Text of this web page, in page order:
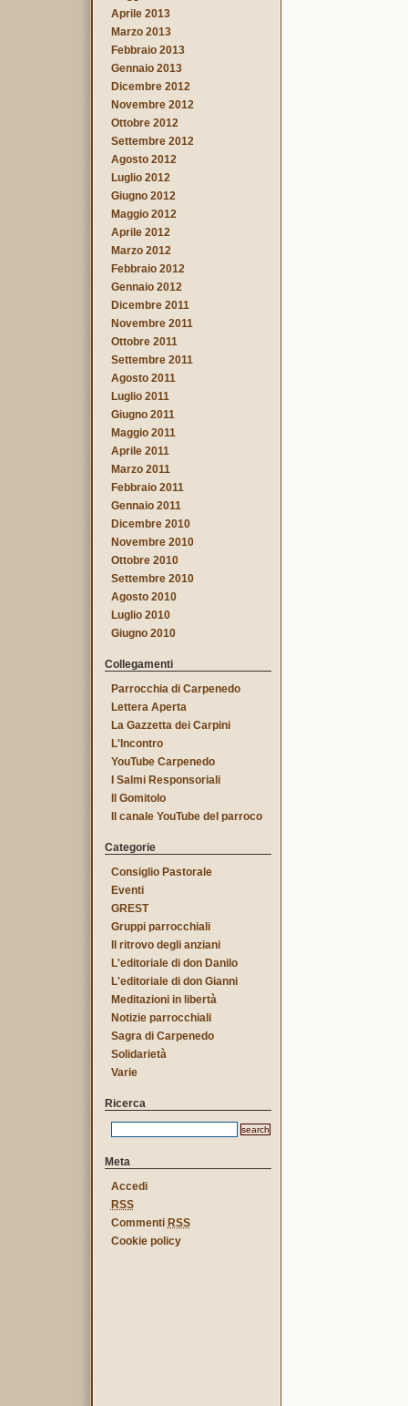
Aprile 2013
Marzo 2013
Febbraio 2013
Gennaio 2013
Dicembre 2012
Novembre 2012
Ottobre 2012
Settembre 2012
Agosto 2012
Luglio 2012
Giugno 2012
Maggio 2012
Aprile 2012
Marzo 2012
Febbraio 2012
Gennaio 2012
Dicembre 2011
Novembre 2011
Ottobre 2011
Settembre 2011
Agosto 2011
Luglio 2011
Giugno 2011
Maggio 2011
Aprile 2011
Marzo 2011
Febbraio 2011
Gennaio 2011
Dicembre 2010
Novembre 2010
Ottobre 2010
Settembre 2010
Agosto 2010
Luglio 2010
Giugno 2010
Collegamenti
Parrocchia di Carpenedo
Lettera Aperta
La Gazzetta dei Carpini
L'Incontro
YouTube Carpenedo
I Salmi Responsoriali
Il Gomitolo
Il canale YouTube del parroco
Categorie
Consiglio Pastorale
Eventi
GREST
Gruppi parrocchiali
Il ritrovo degli anziani
L'editoriale di don Danilo
L'editoriale di don Gianni
Meditazioni in libertà
Notizie parrocchiali
Sagra di Carpenedo
Solidarietà
Varie
Ricerca
Meta
Accedi
RSS
Commenti RSS
Cookie policy